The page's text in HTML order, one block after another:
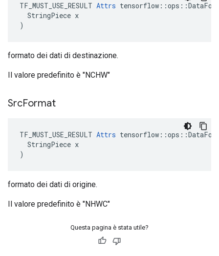
TF_MUST_USE_RESULT Attrs
  StringPiece x
)
formato dei dati di destinazione.
Il valore predefinito è "NCHW"
SrcFormat
TF_MUST_USE_RESULT Attrs
  StringPiece x
)
formato dei dati di origine.
Il valore predefinito è "NHWC"
Questa pagina è stata utile?